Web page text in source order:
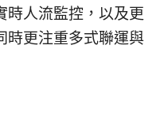
時人流監控，以及更
時更注重多式聯運與